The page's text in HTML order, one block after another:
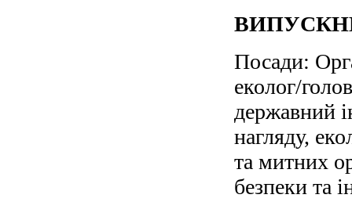
Посади:
еколог/
державний
нагляду,
та митних
безпеки та